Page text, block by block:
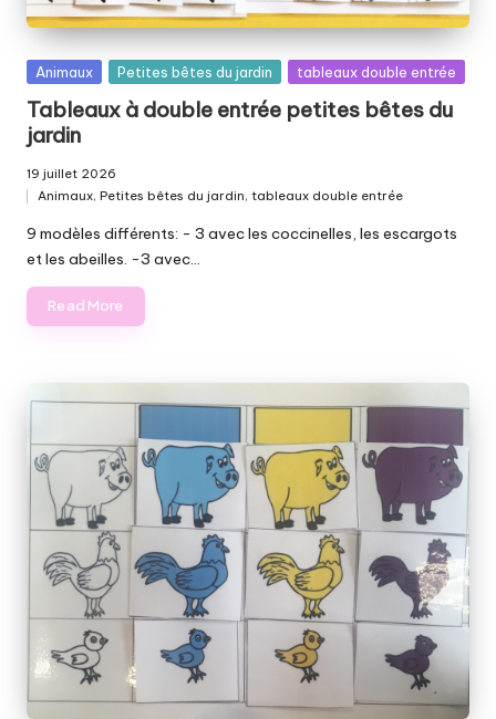
Posted
Animaux Petites bêtes du jardin tableaux double entrée
Tableaux à double entrée petites bêtes du
jardin
19 juillet 2026
in
Animaux, Petites bêtes du jardin, tableaux double entrée
9 modèles différents: - 3 avec les coccinelles, les escargots
et les abeilles. -3 avec…
Read More